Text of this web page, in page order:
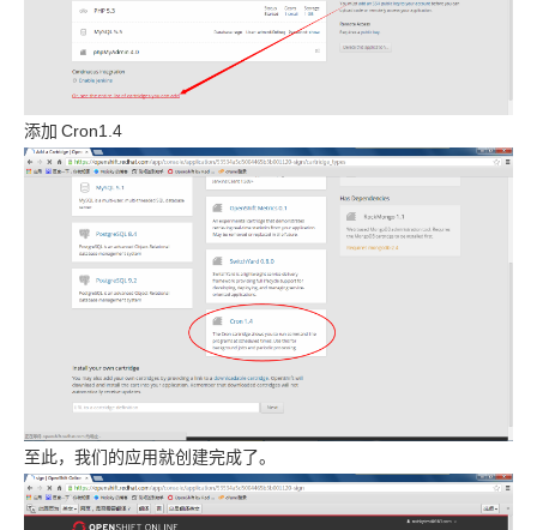
添加 Cron1.4
至此，我们的应用就创建完成了。